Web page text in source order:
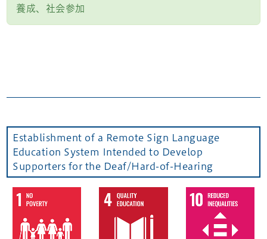
養成、社会参加
Establishment of a Remote Sign Language
Education System Intended to Develop
Supporters for the Deaf/Hard-of-Hearing